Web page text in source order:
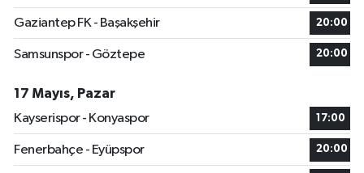
Gaziantep FK - Başakşehir 20:00
Samsunspor - Göztepe 20:00
17 Mayıs, Pazar
Kayserispor - Konyaspor
17:00
Fenerbahçe - Eyüpspor 20:00